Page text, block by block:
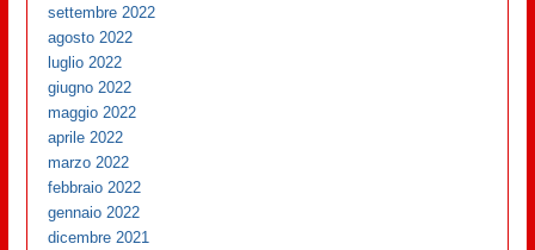
settembre 2022
agosto 2022
luglio 2022
giugno 2022
maggio 2022
aprile 2022
marzo 2022
febbraio 2022
gennaio 2022
dicembre 2021